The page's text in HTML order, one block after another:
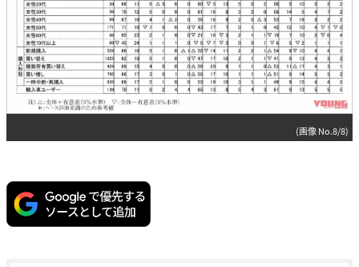
(画像 No.8/8)